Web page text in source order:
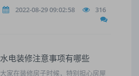
2022-08-29 09:02:58 316
水电装修注意事项有哪些
大家在装修房子时候，特别担心房屋